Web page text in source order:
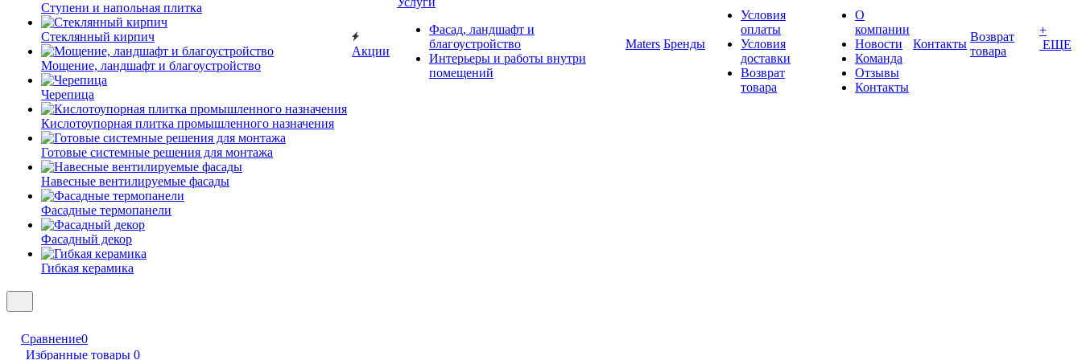
Ступени и напольная плитка
Cтеклянный кирпич
Мощение, ландшафт и благоустройство
Черепица
Кислотоупорная плитка промышленного назначения
Готовые системные решения для монтажа
Навесные вентилируемые фасады
Фасадные термопанели
Фасадный декор
Гибкая керамика
Акции
Фасад, ландшафт и
благоустройство
Интерьеры и работы внутри
помещений
Maters Бренды
Условия
оплаты
Условия
доставки
Возврат
товара
О
компании
Новости
Команда
Отзывы
Контакты
Контакты
Возврат
товара
+
ЕЩЕ
Сравнение0
Избранные товары 0